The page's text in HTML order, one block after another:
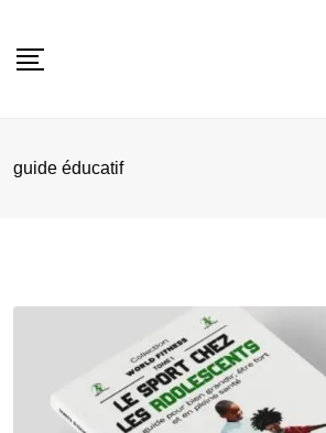
guide éducatif